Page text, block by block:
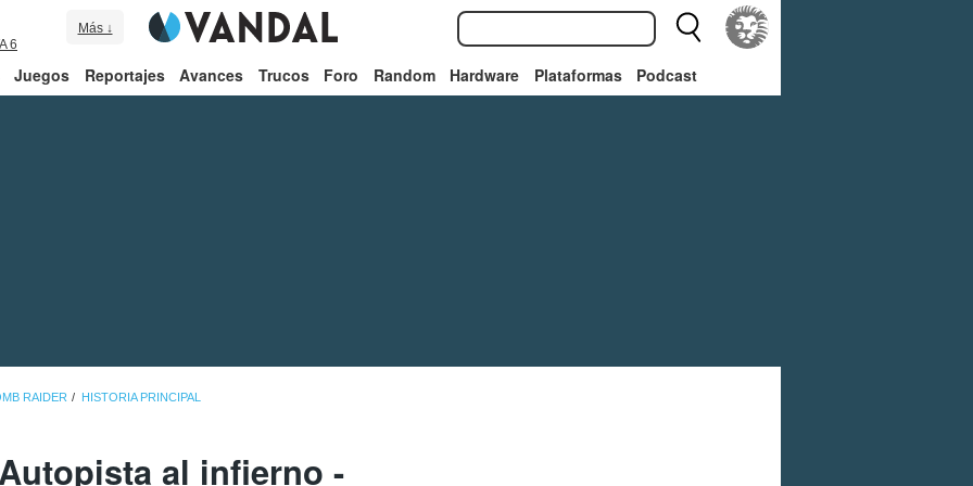
6
Más ↓
Juegos Reportajes Avances Trucos Foro Random Hardware Plataformas Podcast
RAIDER HISTORIA PRINCIPAL
al infierno -